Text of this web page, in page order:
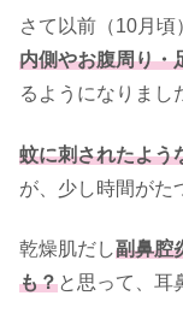
さて以前（10月頃
内側やお腹周り・
るようになりまし
蚊に刺されたよう
が、少し時間がた
乾燥肌だし副鼻腔
も？と思って、耳